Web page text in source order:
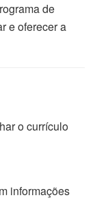
de
e oferecer a
o currículo
informações